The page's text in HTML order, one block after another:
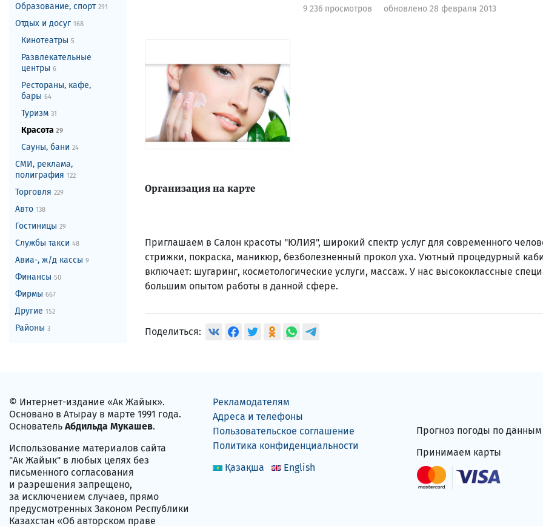
Образование, спорт 291
Отдых и досуг 168
Кинотеатры 5
Развлекательные
центры 6
Рестораны, кафе,
бары 64
Туризм 31
Красота 29
Сауны, бани 24
СМИ, реклама,
полиграфия 122
Торговля 229
Авто 138
Гостиницы 29
Службы такси 48
Авиа-, ж/д кассы 9
Финансы 50
Фирмы 667
Другие 152
Районы 3
9 236 просмотров обновлено 28 февраля 2013
Организация на карте
Приглашаем в Салон красоты "ЮЛИЯ", широкий спектр услуг для современного
стрижки, покраска, маникюр, безболезненный прокол уха. Уютный процедурный
включает: шугаринг, косметологические услуги, массаж. У нас высококлассные
большим опытом работы в данной сфере.
Поделиться:
© Интернет-издание «Ак Жайык».
Основано в Атырау в марте 1991 года.
Основатель Абдильда Мукашев.
Использование материалов сайта
"Ак Жайык" в любых целях без
письменного согласования
и разрешения запрещено,
за исключением случаев, прямо
предусмотренных Законом Республики
Казахстан «Об авторском праве
Рекламодателям
Адреса и телефоны
Пользовательское соглашение
Политика конфиденциальности
Қазақша
English
Прогноз погоды по
Принимаем карты